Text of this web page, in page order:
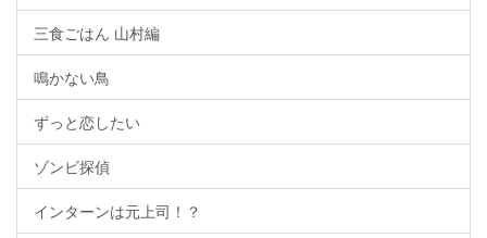
三食ごはん 山村編
鳴かない鳥
ずっと恋したい
ゾンビ探偵
インターンは元上司！？